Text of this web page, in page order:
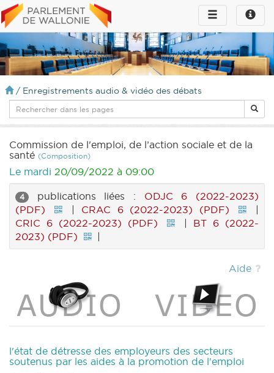
Toggle
infos
Toggle
navigation
/ Enregistrements audio & vidéo des débats
Commission de l'emploi, de l’action sociale et de la
santé (Composition)
Le mardi 20/09/2022 à 09:00
4 publications liées : ODJC 6 (2022-2023)
(PDF)
| CRAC 6 (2022-2023) (PDF)
|
CRIC 6 (2022-2023) (PDF)
| BT 6 (2022-
2023) (PDF)
|
Aide
l'état de détresse des employeurs des secteurs
soutenus par les aides à la promotion de l'emploi